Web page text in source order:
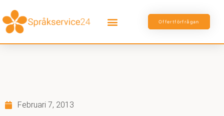
Offertförfrågan
Februari 7, 2013